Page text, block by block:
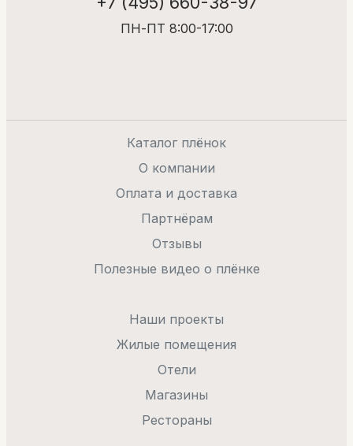
ПН-ПТ 8:00-17:00
Каталог плёнок
О компании
Оплата и доставка
Партнёрам
Отзывы
Полезные видео о плёнке
Наши проекты
Жилые помещения
Отели
Магазины
Рестораны